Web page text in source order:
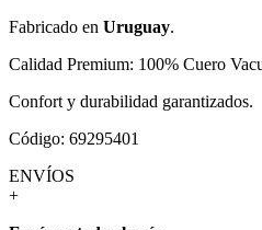
Fabricado en Uruguay.
Calidad Premium: 100% Cuero
Confort y durabilidad garantizados.
Código: 69295401
ENVÍOS
+